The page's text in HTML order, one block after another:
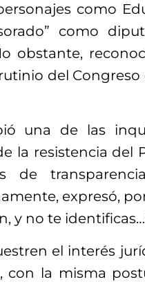
como
como
obstante,
del
una de las
la resistencia del
de
expresó,
y no te
el interés
con la misma